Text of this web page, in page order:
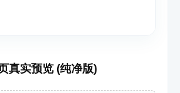
真实预览 (纯净版)